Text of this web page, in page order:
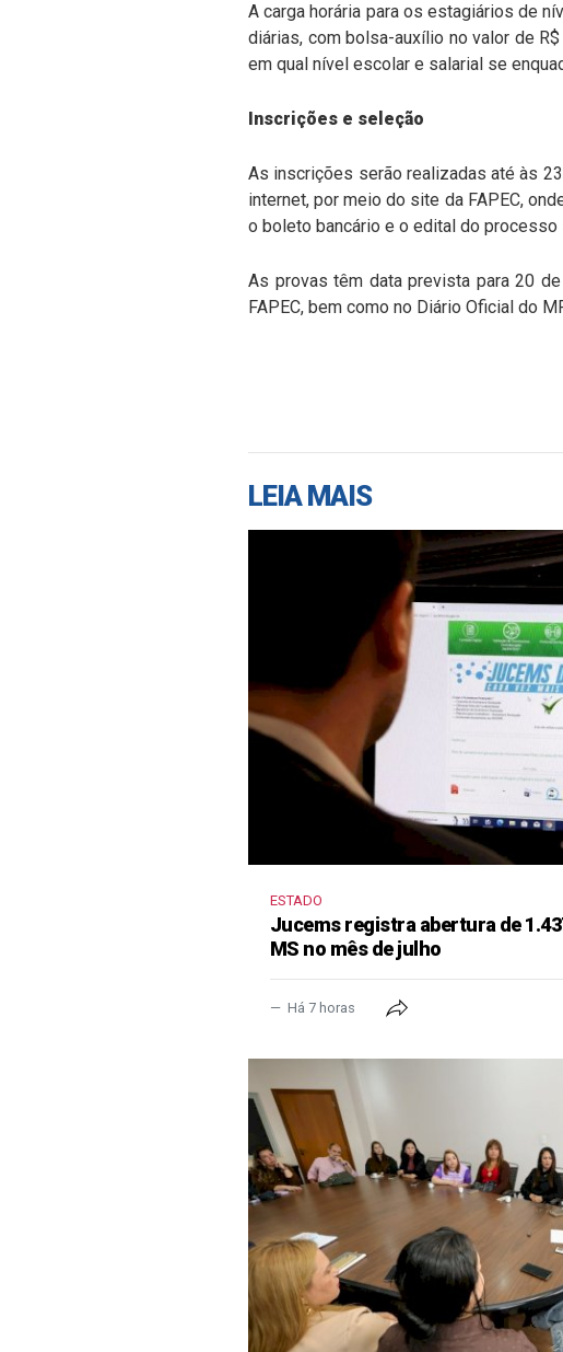
A carga horária para os estagiários de
diárias, com bolsa-auxílio no valor de
em qual nível escolar e salarial se
Inscrições e seleção
As inscrições serão realizadas até às
internet, por meio do site da FAPEC,
o boleto bancário e o edital do
As provas têm data prevista para 20
FAPEC, bem como no Diário Oficial do
LEIA MAIS
ESTADO
Jucems registra abertura de
MS no mês de julho
Há 7 horas